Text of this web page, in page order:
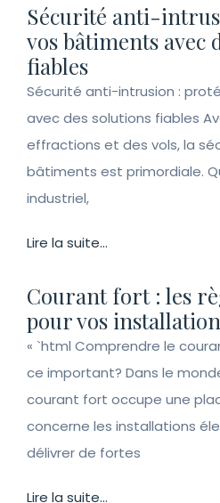
Sécurité anti-
vos bâtiments avec
fiables
Sécurité anti-intrusion :
avec des solutions fiables
effractions et des vols, la
bâtiments est primordiale.
industriel,
Lire la suite...
Courant fort : les
pour vos
« `html Comprendre le
ce important? Dans le
courant fort occupe une
concerne les installations
délivrer de fortes
Lire la suite...